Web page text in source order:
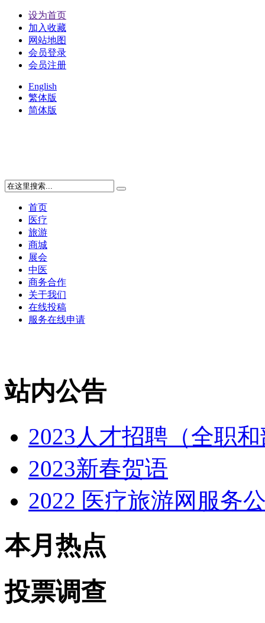
设为首页
加入收藏
网站地图
会员登录
会员注册
English
繁体版
简体版
首页
医疗
旅游
商城
展会
中医
商务合作
关于我们
在线投稿
服务在线申请
站内公告
2023人才招聘（全职
2023新春贺语
2022 医疗旅游网服务
本月热点
投票调查